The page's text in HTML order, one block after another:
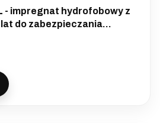
- impregnat hydrofobowy z
do zabezpieczania